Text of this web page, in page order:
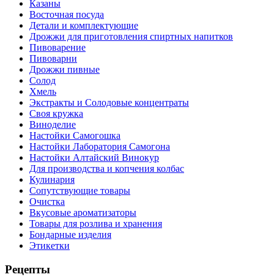
Казаны
Восточная посуда
Детали и комплектующие
Дрожжи для приготовления спиртных напитков
Пивоварение
Пивоварни
Дрожжи пивные
Солод
Хмель
Экстракты и Солодовые концентраты
Своя кружка
Виноделие
Настойки Самогошка
Настойки Лаборатория Самогона
Настойки Алтайский Винокур
Для производства и копчения колбас
Кулинария
Сопутствующие товары
Очистка
Вкусовые ароматизаторы
Товары для розлива и хранения
Бондарные изделия
Этикетки
Рецепты